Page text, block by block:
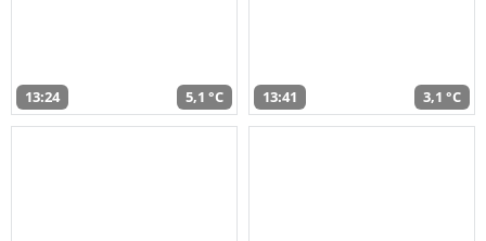
13:24 5,1 °C 13:41 3,1 °C